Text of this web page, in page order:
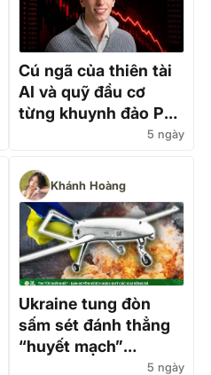
Cú ngã của thiên tài
AI và quỹ đầu cơ
từng khuynh đảo Phố
5 ngày
Khánh Hoàng
Ukraine tung đòn
sấm sét đánh thẳng
“huyết mạch”
Crimea, tập kích cầu
5 ngày